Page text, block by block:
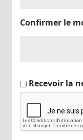
Confirmer le
Recevoir la